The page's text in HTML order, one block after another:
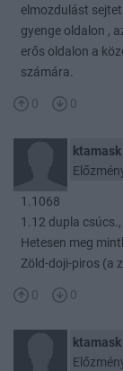
elmozdulást
gyenge oldalon ,
erős oldalon a
számára.
0 0
ktamask
1.1068
1.12 dupla
Hetesen meg
Zöld-doji-piros (a
0 0
ktamask